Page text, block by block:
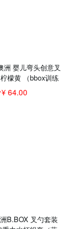
洲 婴儿弯头创意叉
檬黄 （bbox训练
童餐具叉子勺
64.00
B.BOX 叉勺套装